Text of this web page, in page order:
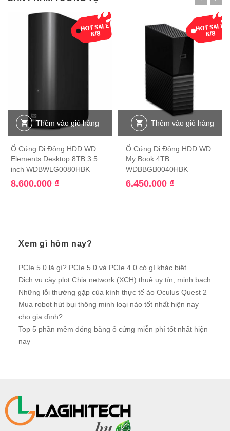
Thêm vào giỏ hàng
Ổ Cứng Di Động HDD WD
Elements Desktop 8TB 3.5
inch WDBWLG0080HBK
8.600.000 ₫
Thêm vào giỏ hàng
Ổ Cứng Di Động HDD WD
My Book 4TB
WDBBGB0040HBK
6.450.000 ₫
Xem gì hôm nay?
PCIe 5.0 là gì? PCIe 5.0 và PCIe 4.0 có gì khác biệt
Dịch vụ cày plot Chia network (XCH) thuê uy tín, minh bạch
Những lỗi thường gặp của kính thực tế ảo Oculus Quest 2
Mua robot hút bụi thông minh loại nào tốt nhất hiện nay
cho gia đình?
Top 5 phần mềm đóng băng ổ cứng miễn phí tốt nhất hiện
nay